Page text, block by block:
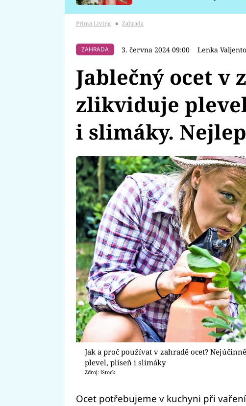
Prima Living ■ Zahrada
ZAHRADA 3. června 2024 09:00 Lenka
Jablečný ocet v
zlikviduje
i slimáky.
Jak a proč používat v zahradě ocet?
plevel, plíseň i slimáky
Zdroj: iStock
Ocet potřebujeme v kuchyni při